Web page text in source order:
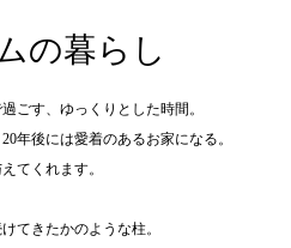
の暮らし
ごす、ゆっくりとした時間。
年後には愛着のあるお家になる。
てくれます。
てきたかのような柱。